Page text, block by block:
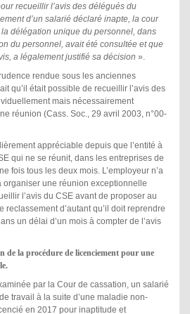
recueillir l’avis des délégués du
d’un salarié déclaré inapte, la cour
délégation unique du personnel, dans
du personnel, avait été consultée et que
a légalement justifié sa décision ».
rendue sous les anciennes
qu’il était possible de recueillir l’avis des
mais nécessairement
réunion (Cass. Soc., 29 avril 2003, n°00-
appréciable depuis que l’entité à
qui ne se réunit, dans les entreprises de
fois tous les deux mois. L’employeur n’a
organiser une réunion exceptionnelle
l’avis du CSE avant de proposer au
d’autant qu’il doit reprendre
un délai d’un mois à compter de l’avis
de la procédure de licenciement pour une
par la Cour de cassation, un salarié
travail à la suite d’une maladie non-
en 2017 pour inaptitude et